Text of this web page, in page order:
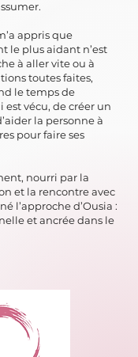
appris que
le plus aidant n’est
à aller vite ou à
toutes faites,
le temps de
vécu, de créer un
la personne à
pour faire ses
nourri par la
et la rencontre avec
l’approche d’Ousia :
et ancrée dans le